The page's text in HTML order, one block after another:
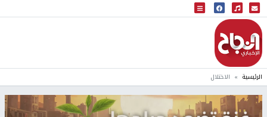
البث المباشر
إذاعة النجاح
الرئيسية الاختلال